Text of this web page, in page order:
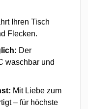
Ihren Tisch
Flecken.
Der
waschbar und
Mit Liebe zum
– für höchste